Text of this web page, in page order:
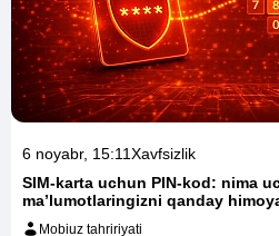
6 noyabr, 15:11Xavfsizlik
SIM-karta uchun PIN-kod: nima
ma’lumotlaringizni qanday
Mobiuz tahririyati